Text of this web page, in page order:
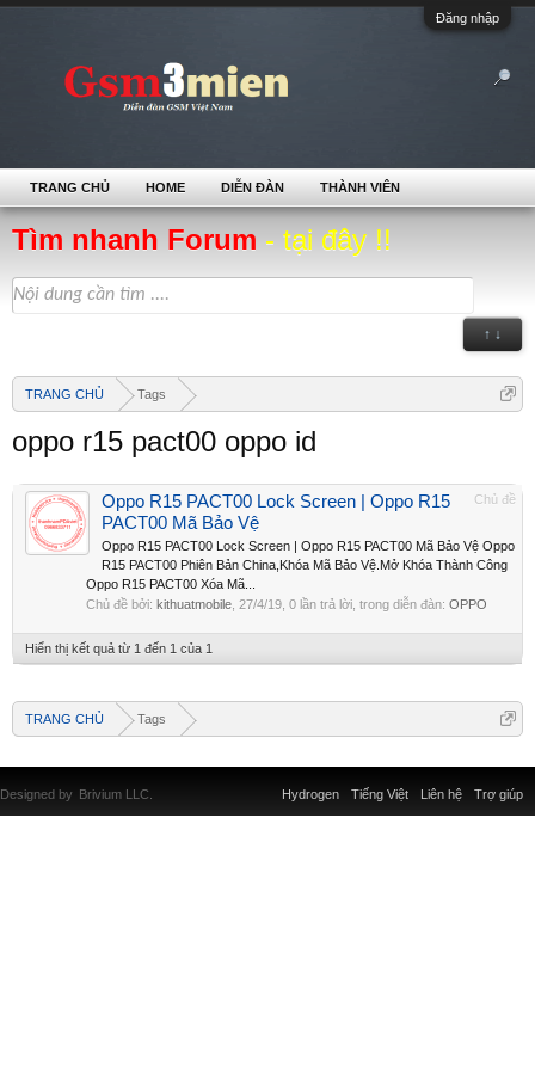
Đăng nhập
Tìm nhanh Forum - tại đây !!
↑ ↓
TRANG CHỦ Tags
oppo r15 pact00 oppo id
Chủ đề
Oppo R15 PACT00 Lock Screen | Oppo R15
PACT00 Mã Bảo Vệ
Oppo R15 PACT00 Lock Screen | Oppo R15 PACT00 Mã Bảo Vệ Oppo
R15 PACT00 Phiên Bản China,Khóa Mã Bảo Vệ.Mở Khóa Thành Công
Oppo R15 PACT00 Xóa Mã...
Chủ đề bởi: kithuatmobile 27/4/19 , 0 lần trả lời, trong diễn đàn: OPPO
Hiển thị kết quả từ 1 đến 1 của 1
TRANG CHỦ Tags
TRANG CHỦ HOME DIỄN ĐÀN THÀNH VIÊN
Liên hệ Trợ giúp
Hydrogen Tiếng Việt
Designed by Brivium LLC.